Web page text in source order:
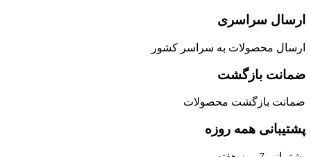
ارسال سراسری
ارسال محصولات به سراسر کشور
ضمانت بازگشت
ضمانت بازگشت محصولات
پشتیبانی همه روزه